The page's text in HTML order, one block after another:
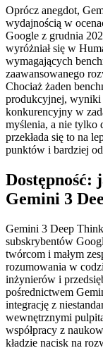
Oprócz anegdot,
wydajnością w
Google z grudnia
wyróżniał się w
wymagających
zaawansowanego
Chociaż żaden
produkcyjnej, wyniki
konkurencyjny w
myślenia, a nie tylko
przekłada się to na
punktów i bardziej
Dostępność:
Gemini 3
Gemini 3 Deep
subskrybentów
twórcom i małym
rozumowania w
inżynierów i
pośrednictwem
integrację z
wewnętrznymi
współpracy z
kładzie nacisk na